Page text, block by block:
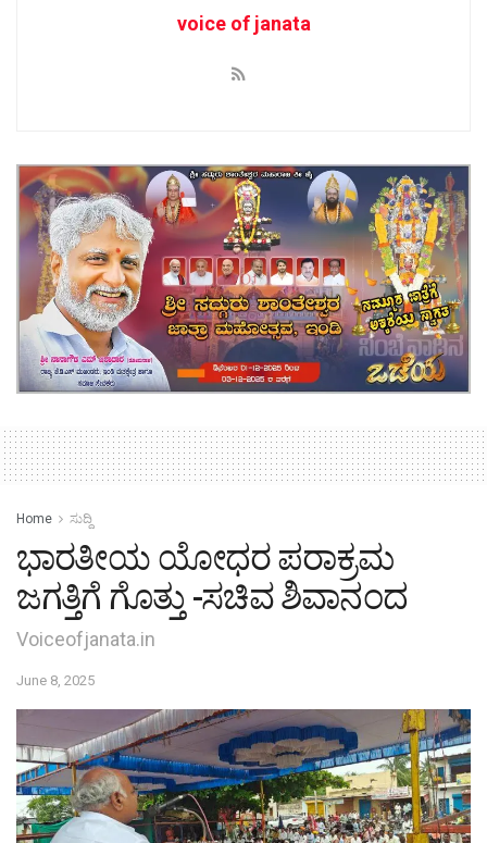
voice of janata
Home ಸುದ್ದಿ
ಭಾರತೀಯ ಯೋಧರ ಪರಾಕ್ರಮ
ಜಗತ್ತಿಗೆ ಗೊತ್ತು -ಸಚಿವ ಶಿವಾನಂದ
Voiceofjanata.in
June 8, 2025